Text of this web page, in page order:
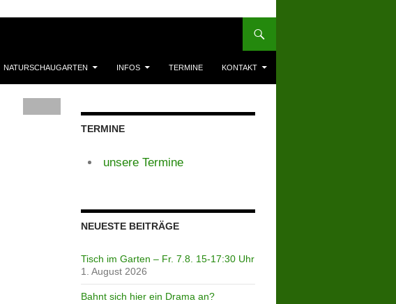
NATURSCHAUGARTEN INFOS TERMINE KONTAKT
TERMINE
unsere Termine
NEUESTE BEITRÄGE
Tisch im Garten – Fr. 7.8. 15-17:30 Uhr
1. August 2026
Bahnt sich hier ein Drama an?